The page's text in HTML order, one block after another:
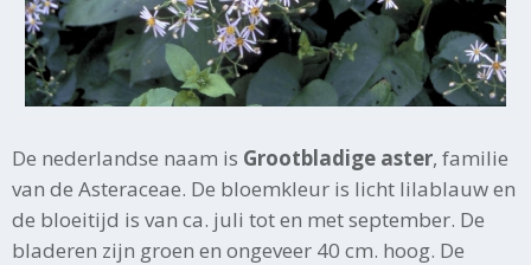
De nederlandse naam is Grootbladige aster, familie
van de Asteraceae. De bloemkleur is licht lilablauw en
de bloeitijd is van ca. juli tot en met september. De
bladeren zijn groen en ongeveer 40 cm. hoog. De